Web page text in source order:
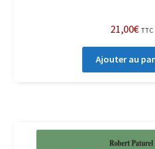
21,00€ TTC
Ajouter au